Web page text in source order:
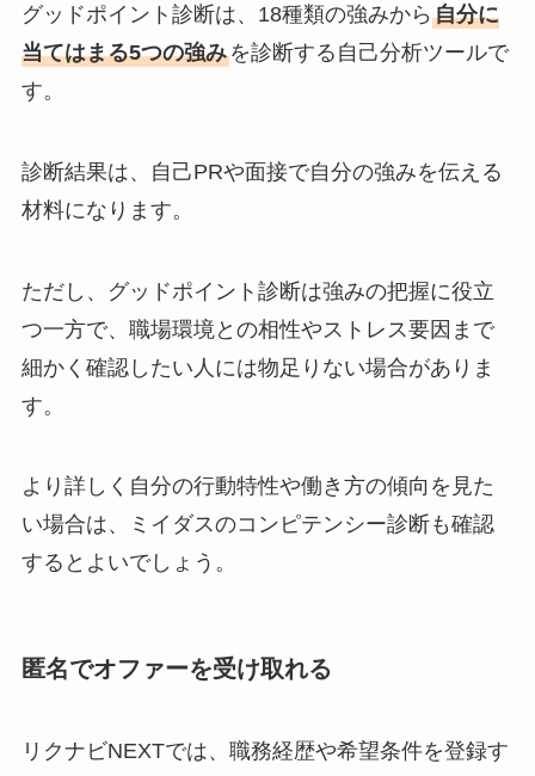
グッドポイント診断は、18種類の強みから 自分に
当てはまる5つの強みを診断する自己分析ツールで
す。
診断結果は、自己PRや面接で自分の強みを伝える
材料になります。
ただし、グッドポイント診断は強みの把握に役立
つ一方で、職場環境との相性やストレス要因まで
細かく確認したい人には物足りない場合がありま
す。
より詳しく自分の行動特性や働き方の傾向を見た
い場合は、ミイダスのコンピテンシー診断も確認
するとよいでしょう。
匿名でオファーを受け取れる
リクナビNEXTでは、職務経歴や希望条件を登録す